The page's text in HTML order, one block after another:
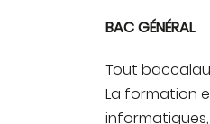
BAC GÉNÉRAL
Tout
La formation
informatiques,